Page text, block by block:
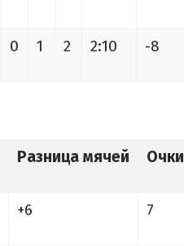
0 1 2 2:10 -8
Разница мячей Очки
+6 7